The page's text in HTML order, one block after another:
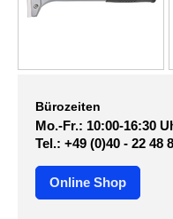
Bürozeiten
Mo.-Fr.: 10:00-16:30
Tel.: +49 (0)40 - 22 48
Online Shop